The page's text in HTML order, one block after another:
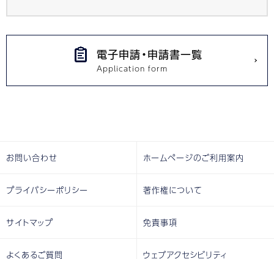
電子申請・申請書一覧
お問い合わせ ホームページのご利用案内
プライバシーポリシー 著作権について
サイトマップ 免責事項
よくあるご質問 ウェブアクセシビリティ